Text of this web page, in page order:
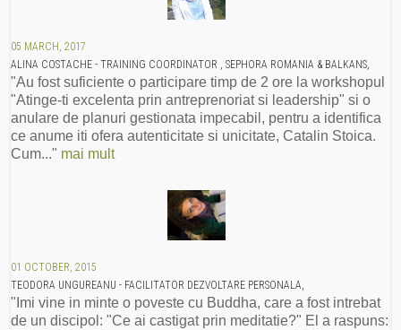
05 MARCH, 2017
ALINA COSTACHE - TRAINING COORDINATOR , SEPHORA ROMANIA & BALKANS,
"Au fost suficiente o participare timp de 2 ore la workshopul
"Atinge-ti excelenta prin antreprenoriat si leadership" si o
anulare de planuri gestionata impecabil, pentru a identifica
ce anume iti ofera autenticitate si unicitate, Catalin Stoica.
Cum..." mai mult
01 OCTOBER, 2015
TEODORA UNGUREANU - FACILITATOR DEZVOLTARE PERSONALA,
"Imi vine in minte o poveste cu Buddha, care a fost intrebat
de un discipol: "Ce ai castigat prin meditatie?" El a raspuns: